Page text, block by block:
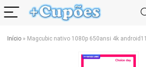
Início » Magcubic nativo 1080p 650ansi 4k android11